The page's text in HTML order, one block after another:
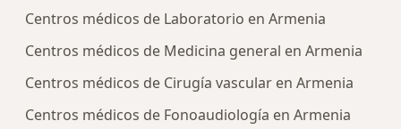
Centros médicos de Laboratorio en Armenia
Centros médicos de Medicina general en Armenia
Centros médicos de Cirugía vascular en Armenia
Centros médicos de Fonoaudiología en Armenia